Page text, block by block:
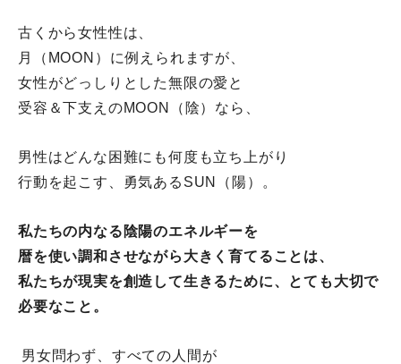
古くから女性性は、
月（MOON）に例えられますが、
女性がどっしりとした無限の愛と
受容＆下支えのMOON（陰）なら、
男性はどんな困難にも何度も立ち上がり
行動を起こす、
勇気あるSUN（陽）。
私たちの内なる陰陽のエネルギーを
暦を使い調和させながら大きく育てることは、
私たちが現実を創造して生きるために、 とても大切で
必要なこと。
男女問わず、すべての人間が